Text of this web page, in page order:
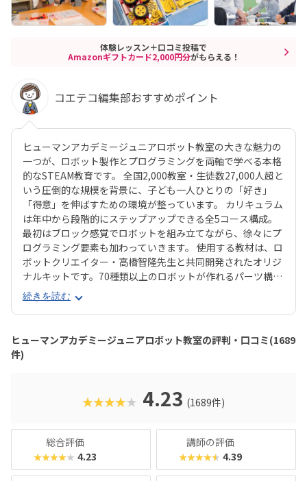
体験レッスン＋口コミ投稿で
Amazonギフトカード2,000円分がもらえる！
コエテコ編集部おすすめポイント
ヒューマンアカデミージュニアロボット教室の大きな魅力の
一つが、ロボット製作とプログラミングを両軸で学べる本格
的なSTEAM教育です。 全国2,000教室・生徒数27,000人超と
いう圧倒的な規模を背景に、子ども一人ひとりの「好き」
「得意」を伸ばすための環境が整っています。 カリキュラム
は年中から段階的にステップアップできる全5コース構成。
最初はブロック感覚でロボットを組み立てながら、徐々にプ
ログラミング要素も加わっていきます。 使用する教材は、ロ
ボットクリエイター・高橋智隆先生と共同開発されたオリジ
ナルキットです。70種類以上のロボットが作れるパーツ構成
で、飽きずに続けやすい点も特徴です。 月2回の90分授業で
は、ロボットを完成させる「基本製作」と、オリジナル改造
に挑戦する「応用実践」を繰り返す設計。子どもたちは毎
回、新しい達成感と成長を実感できる仕組みになっていま
す。 自ら考え、試行錯誤しながらロボットを動かす経験は、
創造力や論理的思考力を育むだけでなく、学ぶ楽しさそのも
続きを読む
ヒューマンアカデミージュニアロボット教室の評判・口コミ(1689
件)
★★★★★ 4.23 (1689件)
総合評価
★★★★★ 4.23
講師の評価
★★★★★ 4.39